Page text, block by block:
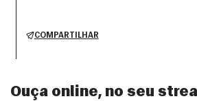
COMPARTILHAR
Ouça online, no seu